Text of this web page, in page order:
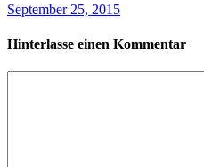
September 25, 2015
Hinterlasse einen Kommentar